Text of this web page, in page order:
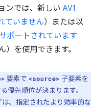
ンでは、新しい AV1
ていません）または以
ポートされています
）を使用できます。
要素で <source> 子要素を
優先順位が決まります。
、指定されたより効率的な